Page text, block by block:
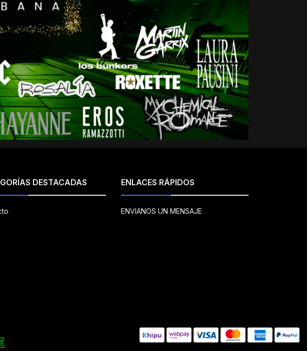
DESTACADAS ENLACES RÁPIDOS
ENVIANOS UN MENSAJE